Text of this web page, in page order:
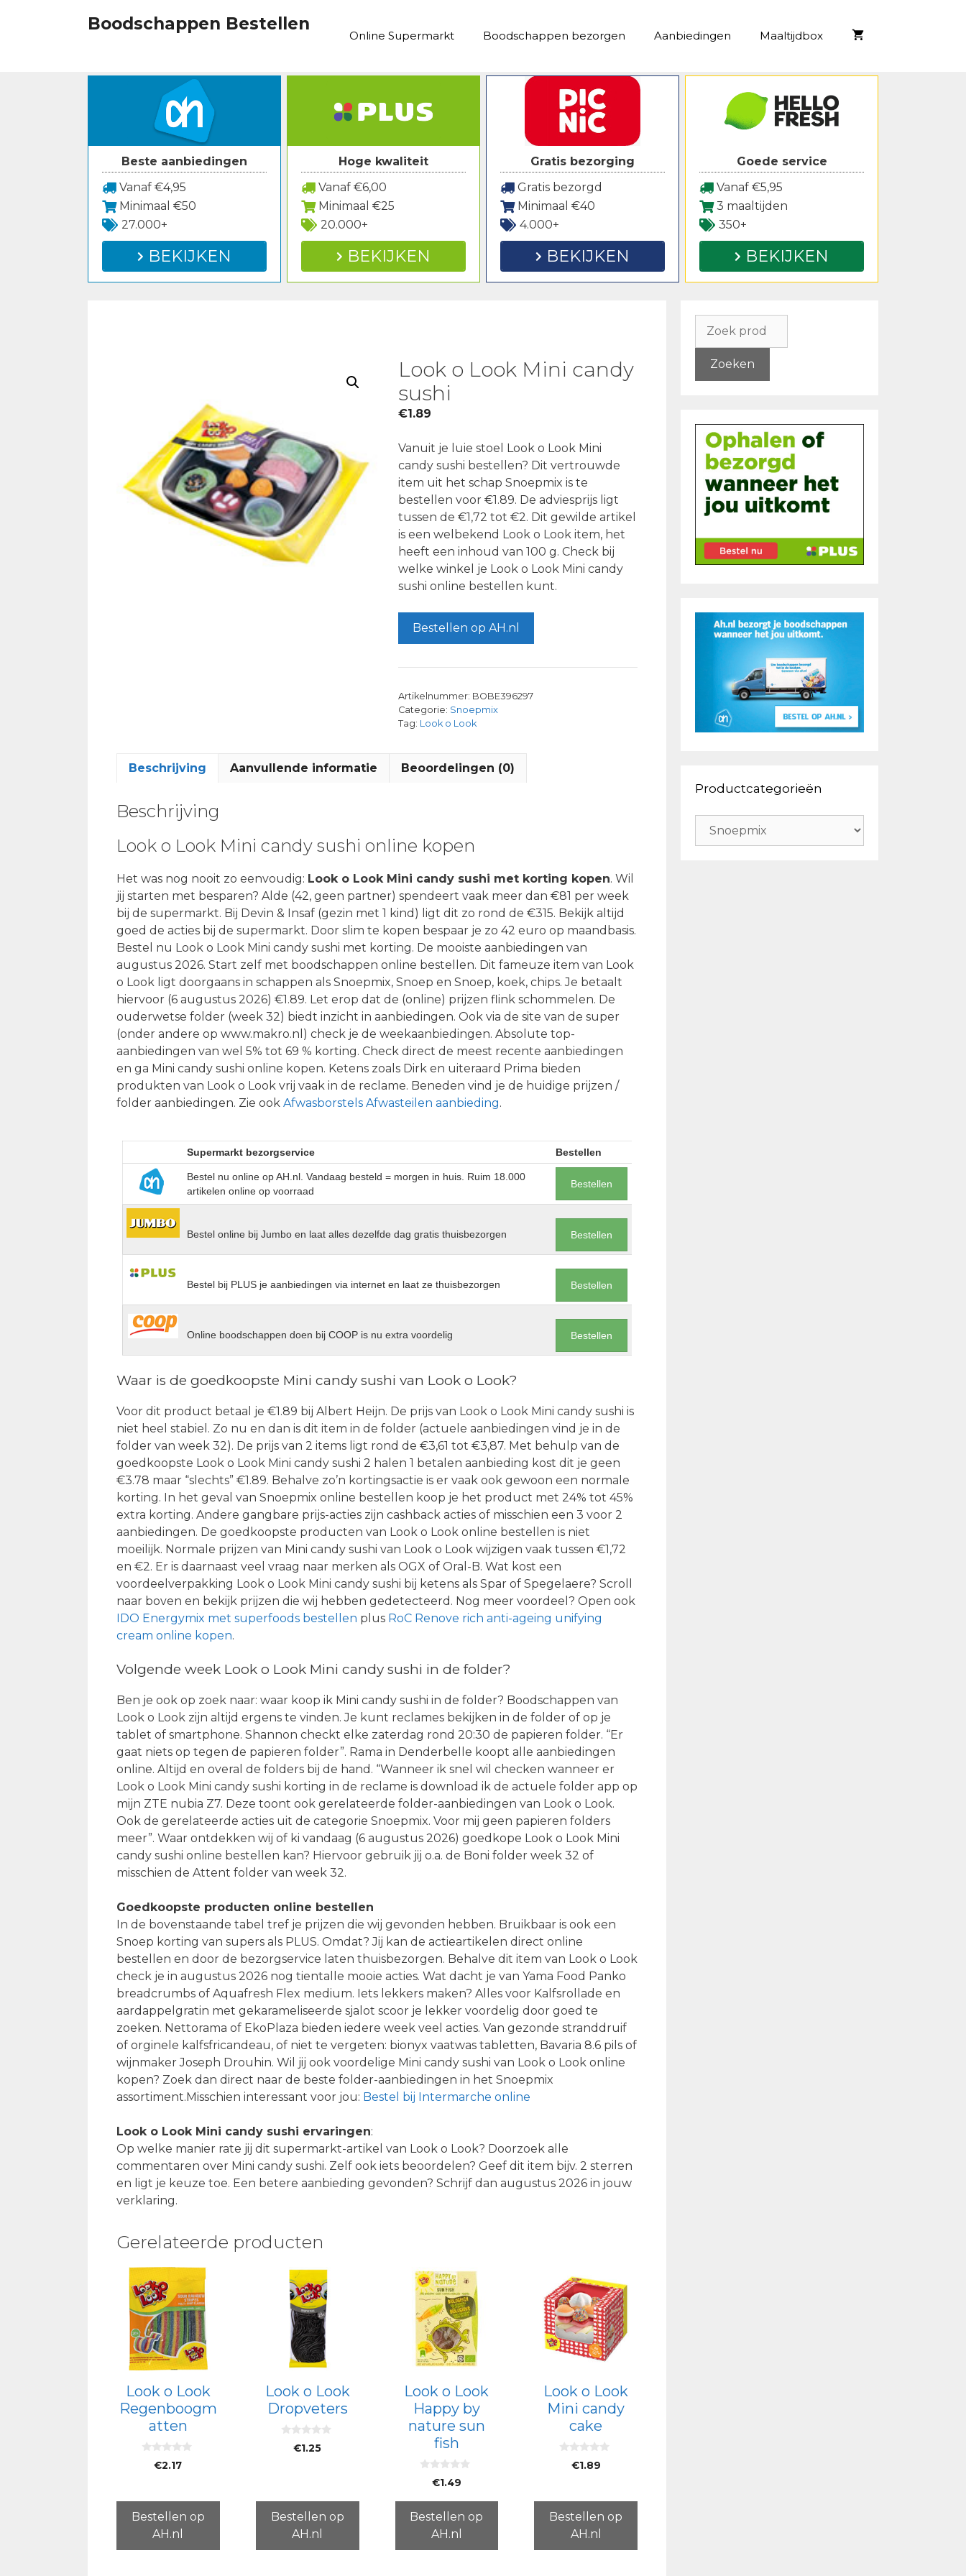
Boodschappen Bestellen
Online Supermarkt Boodschappen bezorgen Aanbiedingen Maaltijdbox
Beste aanbiedingen
Vanaf €4,95
Minimaal €50
27.000+
BEKIJKEN
Hoge kwaliteit
Vanaf €6,00
Minimaal €25
20.000+
BEKIJKEN
Gratis bezorging
Gratis bezorgd
Minimaal €40
4.000+
BEKIJKEN
Goede service
Vanaf €5,95
3 maaltijden
350+
BEKIJKEN
Look o Look Mini candy
sushi
€1.89
Vanuit je luie stoel Look o Look Mini
candy sushi bestellen? Dit vertrouwde
item uit het schap Snoepmix is te
bestellen voor €1.89. De adviesprijs ligt
tussen de €1,72 tot €2. Dit gewilde artikel
is een welbekend Look o Look item, het
heeft een inhoud van 100 g. Check bij
welke winkel je Look o Look Mini candy
sushi online bestellen kunt.
Bestellen op AH.nl
Artikelnummer: BOBE396297
Categorie: Snoepmix
Tag: Look o Look
Beschrijving Aanvullende informatie Beoordelingen (0)
Beschrijving
Look o Look Mini candy sushi online kopen
Het was nog nooit zo eenvoudig: Look o Look Mini candy sushi met korting kopen. Wil
jij starten met besparen? Alde (42, geen partner) spendeert vaak meer dan €81 per week
bij de supermarkt. Bij Devin & Insaf (gezin met 1 kind) ligt dit zo rond de €315. Bekijk altijd
goed de acties bij de supermarkt. Door slim te kopen bespaar je zo 42 euro op maandbasis.
Bestel nu Look o Look Mini candy sushi met korting. De mooiste aanbiedingen van
augustus 2026. Start zelf met boodschappen online bestellen. Dit fameuze item van Look
o Look ligt doorgaans in schappen als Snoepmix, Snoep en Snoep, koek, chips. Je betaalt
hiervoor (6 augustus 2026) €1.89. Let erop dat de (online) prijzen flink schommelen. De
ouderwetse folder (week 32) biedt inzicht in aanbiedingen. Ook via de site van de super
(onder andere op www.makro.nl) check je de weekaanbiedingen. Absolute top-
aanbiedingen van wel 5% tot 69 % korting. Check direct de meest recente aanbiedingen
en ga Mini candy sushi online kopen. Ketens zoals Dirk en uiteraard Prima bieden
produkten van Look o Look vrij vaak in de reclame. Beneden vind je de huidige prijzen /
folder aanbiedingen. Zie ook Afwasborstels Afwasteilen aanbieding.
Supermarkt bezorgservice Bestellen
Bestel nu online op AH.nl. Vandaag besteld = morgen in huis. Ruim 18.000
artikelen online op voorraad
Bestellen
Bestel online bij Jumbo en laat alles dezelfde dag gratis thuisbezorgen Bestellen
Bestel bij PLUS je aanbiedingen via internet en laat ze thuisbezorgen Bestellen
Online boodschappen doen bij COOP is nu extra voordelig Bestellen
Waar is de goedkoopste Mini candy sushi van Look o Look?
Voor dit product betaal je €1.89 bij Albert Heijn. De prijs van Look o Look Mini candy sushi is
niet heel stabiel. Zo nu en dan is dit item in de folder (actuele aanbiedingen vind je in de
folder van week 32). De prijs van 2 items ligt rond de €3,61 tot €3,87. Met behulp van de
goedkoopste Look o Look Mini candy sushi 2 halen 1 betalen aanbieding kost dit je geen
€3.78 maar “slechts” €1.89. Behalve zo’n kortingsactie is er vaak ook gewoon een normale
korting. In het geval van Snoepmix online bestellen koop je het product met 24% tot 45%
extra korting. Andere gangbare prijs-acties zijn cashback acties of misschien een 3 voor 2
aanbiedingen. De goedkoopste producten van Look o Look online bestellen is niet
moeilijk. Normale prijzen van Mini candy sushi van Look o Look wijzigen vaak tussen €1,72
en €2. Er is daarnaast veel vraag naar merken als OGX of Oral-B. Wat kost een
voordeelverpakking Look o Look Mini candy sushi bij ketens als Spar of Spegelaere? Scroll
naar boven en bekijk prijzen die wij hebben gedetecteerd. Nog meer voordeel? Open ook
IDO Energymix met superfoods bestellen plus RoC Renove rich anti-ageing unifying
cream online kopen.
Volgende week Look o Look Mini candy sushi in de folder?
Ben je ook op zoek naar: waar koop ik Mini candy sushi in de folder? Boodschappen van
Look o Look zijn altijd ergens te vinden. Je kunt reclames bekijken in de folder of op je
tablet of smartphone. Shannon checkt elke zaterdag rond 20:30 de papieren folder. “Er
gaat niets op tegen de papieren folder”. Rama in Denderbelle koopt alle aanbiedingen
online. Altijd en overal de folders bij de hand. “Wanneer ik snel wil checken wanneer er
Look o Look Mini candy sushi korting in de reclame is download ik de actuele folder app op
mijn ZTE nubia Z7. Deze toont ook gerelateerde folder-aanbiedingen van Look o Look.
Ook de gerelateerde acties uit de categorie Snoepmix. Voor mij geen papieren folders
meer”. Waar ontdekken wij of ki vandaag (6 augustus 2026) goedkope Look o Look Mini
candy sushi online bestellen kan? Hiervoor gebruik jij o.a. de Boni folder week 32 of
misschien de Attent folder van week 32.
Goedkoopste producten online bestellen
In de bovenstaande tabel tref je prijzen die wij gevonden hebben. Bruikbaar is ook een
Snoep korting van supers als PLUS. Omdat? Jij kan de actieartikelen direct online
bestellen en door de bezorgservice laten thuisbezorgen. Behalve dit item van Look o Look
check je in augustus 2026 nog tientalle mooie acties. Wat dacht je van Yama Food Panko
breadcrumbs of Aquafresh Flex medium. Iets lekkers maken? Alles voor Kalfsrollade en
aardappelgratin met gekarameliseerde sjalot scoor je lekker voordelig door goed te
zoeken. Nettorama of EkoPlaza bieden iedere week veel acties. Van gezonde stranddruif
of orginele kalfsfricandeau, of niet te vergeten: bionyx vaatwas tabletten, Bavaria 8.6 pils of
wijnmaker Joseph Drouhin. Wil jij ook voordelige Mini candy sushi van Look o Look online
kopen? Zoek dan direct naar de beste folder-aanbiedingen in het Snoepmix
assortiment.Misschien interessant voor jou: Bestel bij Intermarche online
Look o Look Mini candy sushi ervaringen:
Op welke manier rate jij dit supermarkt-artikel van Look o Look? Doorzoek alle
commentaren over Mini candy sushi. Zelf ook iets beoordelen? Geef dit item bijv. 2 sterren
en ligt je keuze toe. Een betere aanbieding gevonden? Schrijf dan augustus 2026 in jouw
verklaring.
Gerelateerde producten
Look o Look
Regenboogm
atten
€2.17
Bestellen op
AH.nl
Look o Look
Dropveters
€1.25
Bestellen op
AH.nl
Look o Look
Happy by
nature sun
fish
5
€1.49
Bestellen op
AH.nl
Look o Look
Mini candy
cake
€1.89
Bestellen op
AH.nl
naar:
Zoeken
Productcategorieën